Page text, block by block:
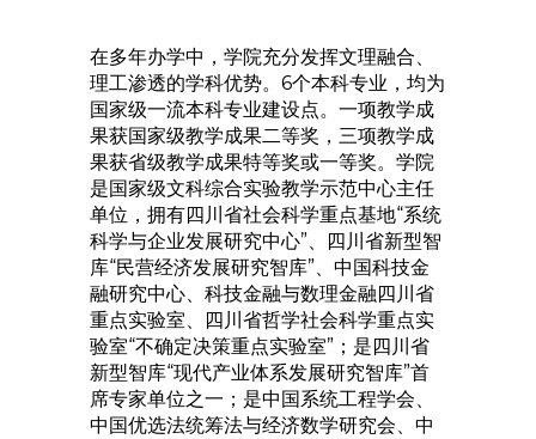
在多年办学中，学院充分发挥文理融合、
理工渗透的学科优势。6个本科专业，均为
国家级一流本科专业建设点。一项教学成
果获国家级教学成果二等奖，三项教学成
果获省级教学成果特等奖或一等奖。学院
是国家级文科综合实验教学示范中心主任
单位，拥有四川省社会科学重点基地“系统
科学与企业发展研究中心”、四川省新型智
库“民营经济发展研究智库”、中国科技金
融研究中心、科技金融与数理金融四川省
重点实验室、四川省哲学社会科学重点实
验室“不确定决策重点实验室”；是四川省
新型智库“现代产业体系发展研究智库”首
席专家单位之一；是中国系统工程学会、
中国优选法统筹法与经济数学研究会、中